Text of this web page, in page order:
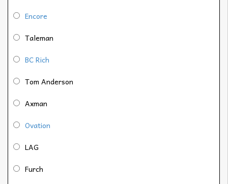
Encore
Taleman
BC Rich
Tom Anderson
Axman
Ovation
LAG
Furch